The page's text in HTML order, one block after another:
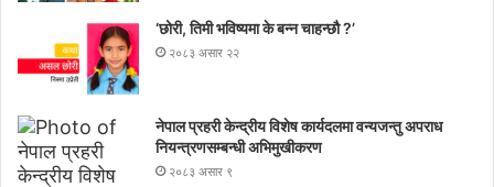
‘छोरी, तिमी भविष्यमा के बन्न चाहन्छौ ?’
२०८३ असार २२
नेपाल प्रहरी केन्द्रीय विशेष कार्यदलमा वन्यजन्तु अपराध
नियन्त्रणसम्बन्धी अभिमुखीकरण
२०८३ असार ९